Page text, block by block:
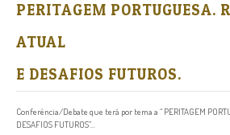
PERITAGEM PORTUGUESA.
ATUAL
E DESAFIOS FUTUROS.
Conferência/Debate que terá por tema a “ PERITAGEM
DESAFIOS FUTUROS”...